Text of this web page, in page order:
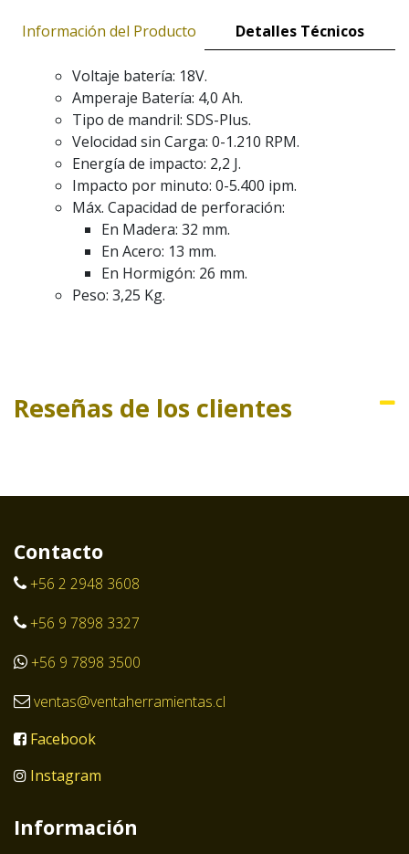
Información del Producto Detalles Técnicos
Voltaje batería: 18V.
Amperaje Batería: 4,0 Ah.
Tipo de mandril: SDS-Plus.
Velocidad sin Carga: 0-1.210 RPM.
Energía de impacto: 2,2 J.
Impacto por minuto: 0-5.400 ipm.
Máx. Capacidad de perforación:
En Madera: 32 mm.
En Acero: 13 mm.
En Hormigón: 26 mm.
Peso: 3,25 Kg.
Reseñas de los clientes
Contacto
+56 2 2948 3608
+56 9 7898 3327
+56 9 7898 3500
ventas@ventaherramientas.cl
Facebook
Instagram
Información